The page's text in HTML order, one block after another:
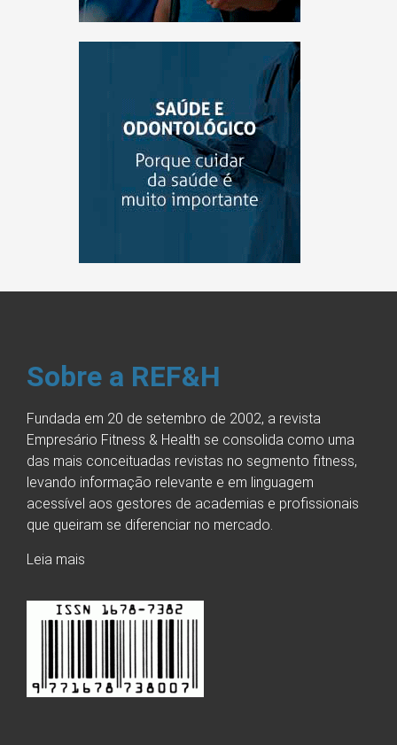
Sobre a REF&H
Fundada em 20 de setembro de 2002, a revista
Empresário Fitness & Health se consolida como uma
das mais conceituadas revistas no segmento fitness,
levando informação relevante e em linguagem
acessível aos gestores de academias e profissionais
que queiram se diferenciar no mercado.
Leia mais